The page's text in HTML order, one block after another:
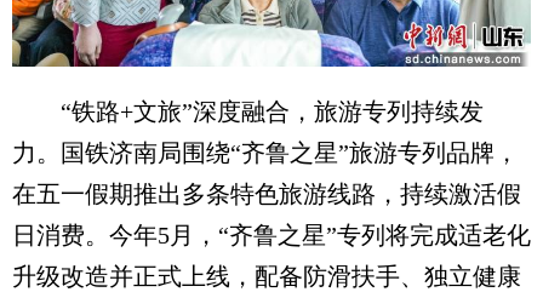
“铁路+文旅”深度融合，旅游专列持续发
力。国铁济南局围绕“齐鲁之星”旅游专列品牌，
在五一假期推出多条特色旅游线路，持续激活假
日消费。今年5月，“齐鲁之星”专列将完成适老化
升级改造并正式上线，配备防滑扶手、独立健康